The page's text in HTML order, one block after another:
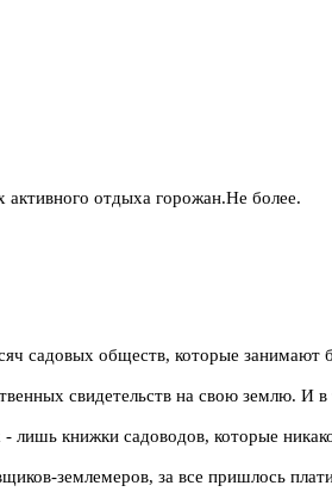
отдыха горожан.Не более.
садовых обществ, которые занимают
свидетельств на свою землю. И в
лишь книжки садоводов, которые
землемеров, за все пришлось